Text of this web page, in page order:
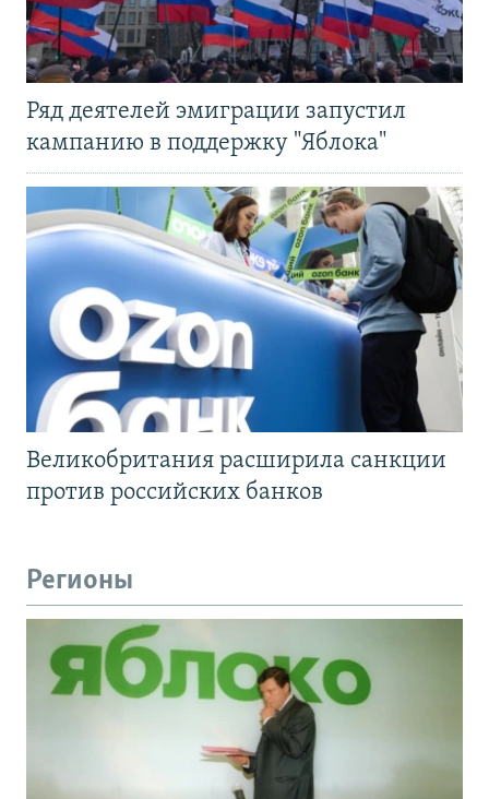
Ряд деятелей эмиграции запустил
кампанию в поддержку "Яблока"
Великобритания расширила санкции
против российских банков
Регионы